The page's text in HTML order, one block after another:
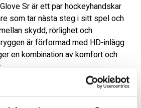
Sr är ett par hockeyhandskar
som tar nästa steg i sitt spel och
skydd, rörlighet och
är förformad med HD-inlägg
en kombination av komfort och
tredelad konstruktion i lång-
rörlighet och bättre kontroll över